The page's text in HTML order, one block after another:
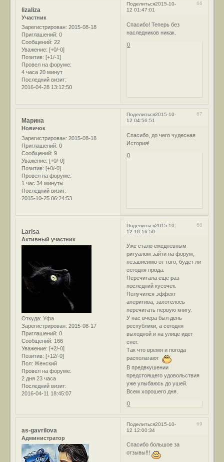
Поделиться 66
2015-10-
12 01:47:01
lizaliza
Участник
Зарегистрирован: 2015-08-18
Приглашений: 0
Сообщений: 22
Уважение: [+0/-0]
Позитив: [+1/-1]
Провел на форуме:
4 часа 20 минут
Последний визит:
2016-04-28 13:12:50
Спасибо! Теперь без
наследников никак.
0
Поделиться 67
2015-10-
12 04:56:51
Марина
Новичок
Зарегистрирован: 2015-08-18
Приглашений: 0
Сообщений: 9
Уважение: [+0/-0]
Позитив: [+0/-0]
Провел на форуме:
1 час 34 минуты
Последний визит:
2015-10-25 06:24:53
Спасибо, до чего чудесная
История!
0
Поделиться 68
2015-10-
12 10:16:50
Larisa
Активный участник
Откуда: Уфа
Зарегистрирован: 2015-08-17
Приглашений: 0
Сообщений: 166
Уважение: [+2/-0]
Позитив: [+12/-0]
Пол: Женский
Провел на форуме:
2 дня 23 часа
Последний визит:
2016-04-11 18:45:07
Уже стало ежедневным
ритуалом зайти на форум,
независимо от того, будет ли
сегодня прода.
Перечитала еще раз
последний кусочек.
Получился эффект
аперитива, захотелось
перечитать первую книгу.
У нас вчера был день
республики, а сегодня
выходной и на улице идет
снег.
Так что время и погода
располагают
В предвкушении
предстоящего удовольствия
уже улыбаюсь до ушей.
Всем хорошего дня.
0
Поделиться 69
2015-10-
12 12:00:34
as-gavrilova
Администратор
Спасибо большое за
отзывы!!!